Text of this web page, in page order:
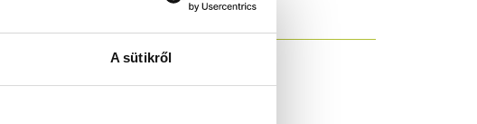
A sütikről